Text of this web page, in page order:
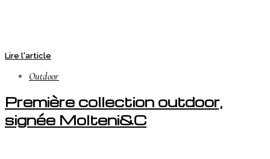
Lire l'article
Outdoor
Première collection outdoor,
signée Molteni&C